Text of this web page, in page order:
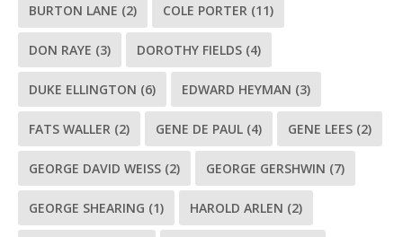
BURTON LANE (2) COLE PORTER (11)
DON RAYE (3) DOROTHY FIELDS (4)
DUKE ELLINGTON (6) EDWARD HEYMAN (3)
FATS WALLER (2) GENE DE PAUL (4) GENE LEES (2)
GEORGE DAVID WEISS (2) GEORGE GERSHWIN (7)
GEORGE SHEARING (1) HAROLD ARLEN (2)